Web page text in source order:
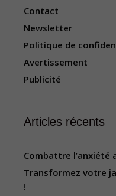
Contact
Newsletter
Politique de
Avertissement
Publicité
Articles récents
Combattre l’anxiété
Transformez votre
!